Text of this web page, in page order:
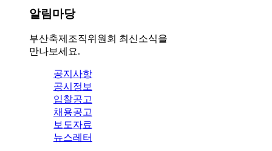
알림마당
부산축제조직위원회 최신소식을
만나보세요.
공지사항
공시정보
입찰공고
채용공고
보도자료
뉴스레터